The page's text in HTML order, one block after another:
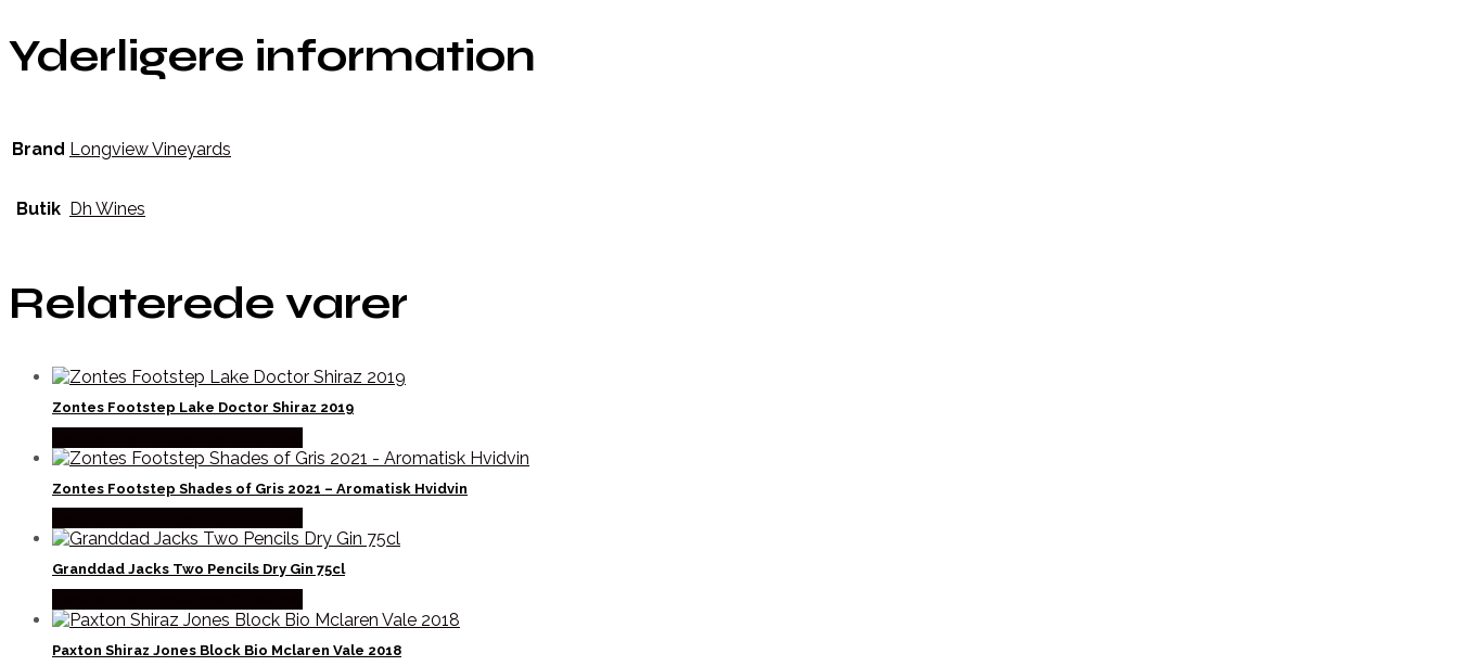
Yderligere information
Brand Longview Vineyards
Butik Dh Wines
Relaterede varer
Zontes Footstep Lake Doctor Shiraz 2019
Zontes Footstep Shades of Gris 2021 – Aromatisk Hvidvin
Granddad Jacks Two Pencils Dry Gin 75cl
Paxton Shiraz Jones Block Bio Mclaren Vale 2018